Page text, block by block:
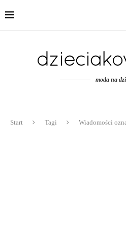
moda na
Start Tagi Wiadomości